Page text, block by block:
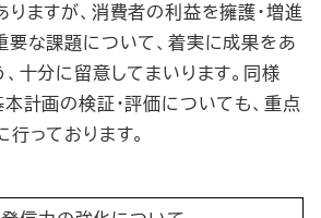
りますが、消費者の利益を擁護・増進
要な課題について、着実に成果をあ
、十分に留意してまいります。同様
本計画の検証・評価についても、重点
っております。